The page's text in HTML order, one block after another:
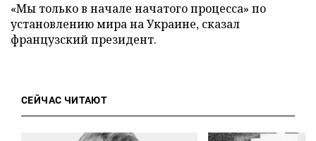
«Мы только в начале начатого процесса» по
установлению мира на Украине, сказал
французский президент.
СЕЙЧАС ЧИТАЮТ